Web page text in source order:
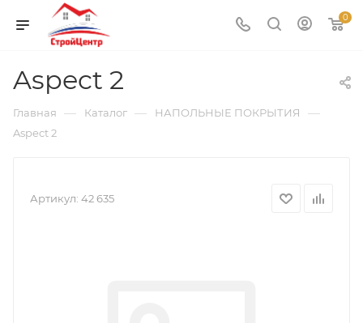
0
Aspect 2
Главная — Каталог — НАПОЛЬНЫЕ ПОКРЫТИЯ —
Aspect 2
Артикул: 42 635